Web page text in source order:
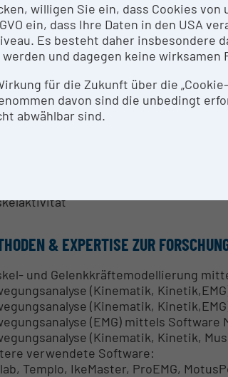
und verletzungsbezogene
Biomechanik
Ski-Biomechanik
Biomechanik
Biomechanik
& EXPERTISE ZUR
und Gelenkkräftemodellierung
(Kinematik,
(Kinematik,
(EMG) mittels Software
(Kinematik, Kinetik,
verwendete Software:
Templo, IkeMaster, ProEMG,
willigen Sie ein, dass Cookies
ein, dass Ihre Daten in den USA
Es besteht daher insbesondere
und dagegen keine
für die Zukunft über die
davon sind die unbedingt
abwählbar sind.